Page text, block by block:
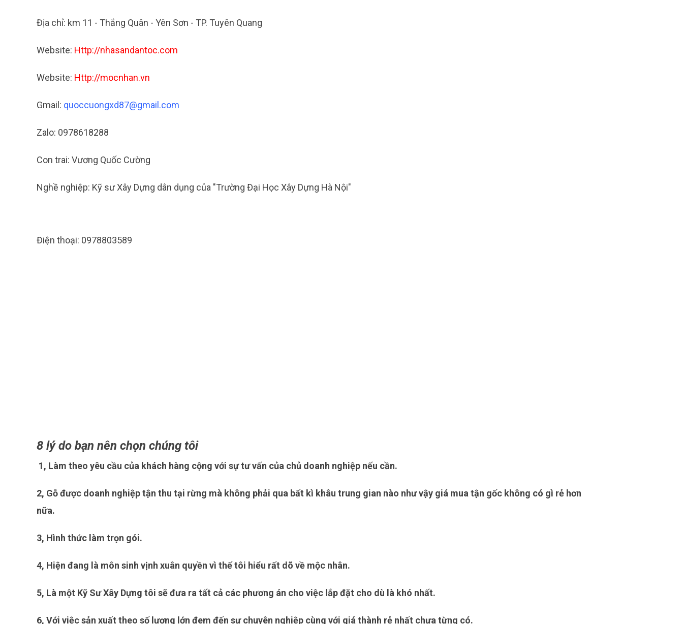
Địa chỉ: km 11 - Thắng Quân - Yên Sơn - TP. Tuyên Quang
Website: Http://nhasandantoc.com
Website: Http://mocnhan.vn
Gmail: quoccuongxd87@gmail.com
Zalo: 0978618288
Con trai: Vương Quốc Cường
Nghề nghiệp: Kỹ sư Xây Dựng dân dụng của "Trường Đại Học Xây Dựng Hà Nội"
Điện thoại: 0978803589
8 lý do bạn nên chọn chúng tôi
1, Làm theo yêu cầu của khách hàng cộng với sự tư vấn của chủ doanh nghiệp nếu cần.
2, Gỗ được doanh nghiệp tận thu tại rừng mà không phải qua bất kì khâu trung gian nào như vậy giá mua tận gốc không có gì rẻ hơn
nữa.
3, Hình thức làm trọn gói.
4, Hiện đang là môn sinh vịnh xuân quyền vì thế tôi hiểu rất dõ về mộc nhân.
5, Là một Kỹ Sư Xây Dựng tôi sẽ đưa ra tất cả các phương án cho việc lắp đặt cho dù là khó nhất.
6, Với việc sản xuất theo số lượng lớn đem đến sự chuyên nghiệp cùng với giá thành rẻ nhất chưa từng có.